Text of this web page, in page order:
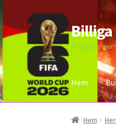
Hoppa
till
navigering
Hoppa
till
innehåll
Fotbollströjor
Hem
Hem Bloggar
Hem